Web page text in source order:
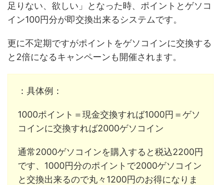
足りない、欲しい」となった時、ポイントとゲソコ
イン100円分が即交換出来るシステムです。
更に不定期ですがポイントをゲソコインに交換する
と2倍になるキャンペーンも開催されます。
：具体例：
1000ポイント＝現金交換すれば1000円＝ゲソ
コインに交換すれば2000ゲソコイン
通常2000ゲソコインを購入すると税込2200円
です、1000円分のポイントで2000ゲソコイン
と交換出来るので丸々1200円のお得になりま